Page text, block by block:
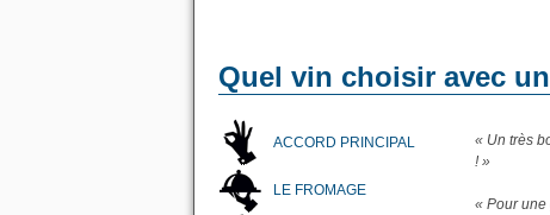
Quel vin choisir avec
ACCORD PRINCIPAL
LE FROMAGE
« Un très
! »
« Pour